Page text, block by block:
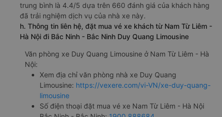
trung bình là 4.4/5 dựa trên 660 đánh giá của khách hàng
đã trải nghiệm dịch vụ của nhà xe này.
h. Thông tin liên hệ, đặt mua vé xe khách từ Nam Từ Liêm -
Hà Nội đi Bắc Ninh - Bắc Ninh Duy Quang Limousine
Văn phòng xe Duy Quang Limousine ở Nam Từ Liêm - Hà
Nội:
Xem địa chỉ văn phòng nhà xe Duy Quang
Limousine: https://vexere.com/vi-VN/xe-duy-quang-
limousine
Số điện thoại đặt mua vé xe Nam Từ Liêm - Hà Nội